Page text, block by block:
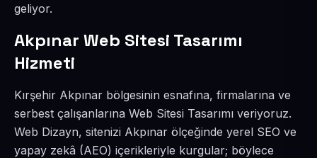
geliyor.
Akpınar Web Sitesi Tasarımı
Hizmeti
Kırşehir Akpınar bölgesinin esnafına, firmalarına ve
serbest çalışanlarına Web Sitesi Tasarımı veriyoruz.
Web Dizayn, sitenizi Akpınar ölçeğinde yerel SEO ve
yapay zekâ (AEO) içerikleriyle kurgular; böylece